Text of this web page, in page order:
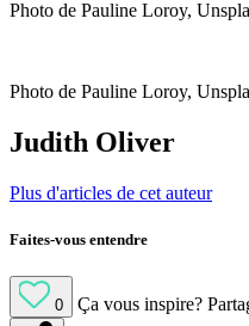
Photo de Pauline Loroy,
Photo de Pauline Loroy,
Judith Oliver
Plus d'articles de cet auteur
Faites-vous entendre
0 Ça vous inspire?